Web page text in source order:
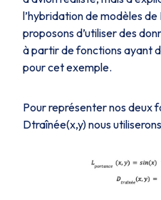
l’hybridation de modèles
proposons d’utiliser des
à partir de fonctions ayant
pour cet exemple.
Pour représenter nos deux
Dtraînée(x,y)nous